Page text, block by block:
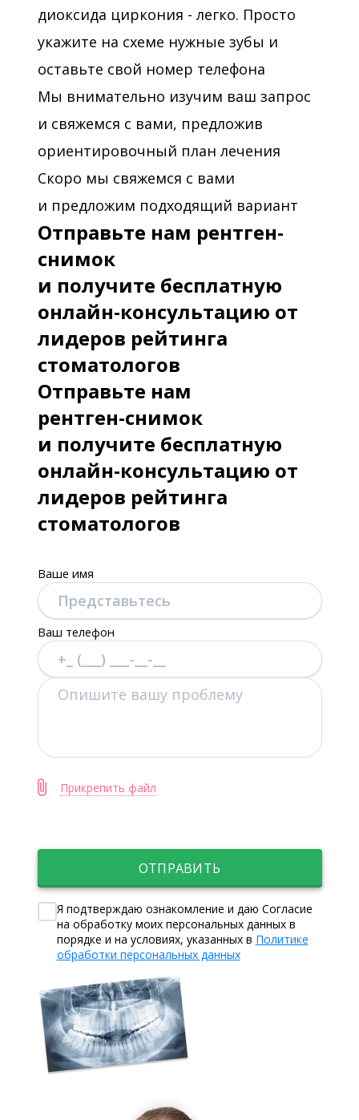
диоксида циркония - легко. Просто
укажите на схеме нужные зубы и
оставьте свой номер телефона
Мы внимательно изучим ваш запрос
и свяжемся с вами, предложив
ориентировочный план лечения
Скоро мы свяжемся с вами
и предложим подходящий вариант
Отправьте нам рентген-
снимок
и получите бесплатную
онлайн-консультацию от
лидеров рейтинга
стоматологов
Отправьте нам
рентген-снимок
и получите бесплатную
онлайн-консультацию от
лидеров рейтинга
стоматологов
Ваше имя
Ваш телефон
Прикрепить файл
ОТПРАВИТЬ
Я подтверждаю ознакомление и даю Согласие
на обработку моих персональных данных в
порядке и на условиях, указанных в Политике
обработки персональных данных